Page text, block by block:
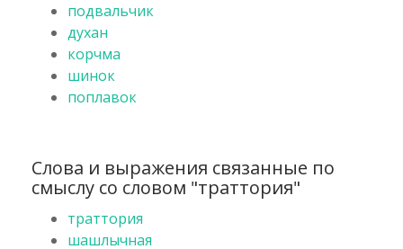
подвальчик
духан
корчма
шинок
поплавок
Слова и выражения связанные по
смыслу со словом "траттория"
траттория
шашлычная